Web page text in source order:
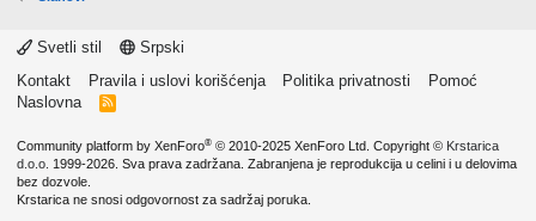
Svetli stil
Srpski
Kontakt
Pravila i uslovi korišćenja Politika privatnosti
Pomoć
Naslovna
R
Community platform by XenForo® © 2010-2025 XenForo Ltd. Copyright © Krstarica
d.o.o. 1999-2026. Sva prava zadržana. Zabranjena je reprodukcija u celini i u delovima
bez dozvole.
Krstarica ne snosi odgovornost za sadržaj poruka.